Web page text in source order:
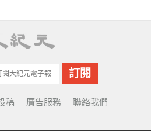
稿 廣告服務 聯絡我們